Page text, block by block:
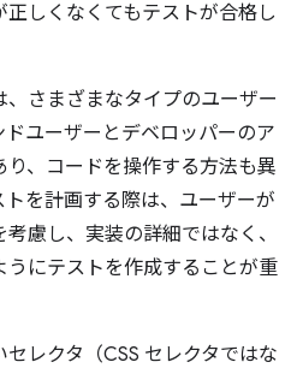
しくなくてもテストが合格し
さまざまなタイプのユーザー
ユーザーとデベロッパーのア
、コードを操作する方法も異
を計画する際は、ユーザーが
慮し、実装の詳細ではなく、
にテストを作成することが重
レクタ（CSS セレクタではな